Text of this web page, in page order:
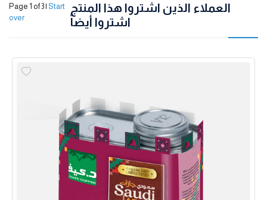
العملاء الذين اشتروا هذا المنتج
اشتروا أيضاً
Page 1 of 3| Start
over